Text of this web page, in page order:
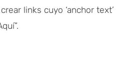
links cuyo ‘anchor text’